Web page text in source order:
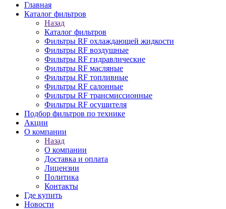
Главная
Каталог фильтров
Назад
Каталог фильтров
Фильтры RF охлаждающей жидкости
Фильтры RF воздушные
Фильтры RF гидравлические
Фильтры RF масляные
Фильтры RF топливные
Фильтры RF салонные
Фильтры RF трансмиссионные
Фильтры RF осушителя
Подбор фильтров по технике
Акции
О компании
Назад
О компании
Доставка и оплата
Лицензии
Политика
Контакты
Где купить
Новости